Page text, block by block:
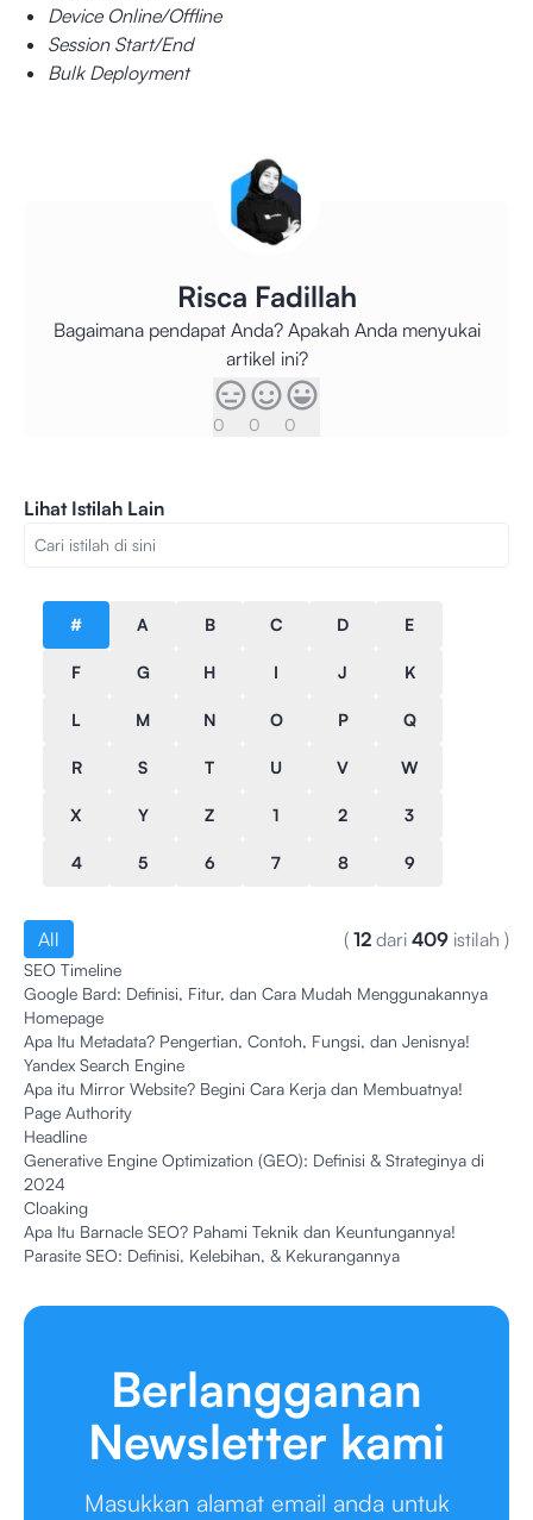
Device Online/Offline
Session Start/End
Bulk Deployment
Risca Fadillah
Bagaimana pendapat Anda? Apakah Anda menyukai
artikel ini?
0 0 0
Lihat Istilah Lain
# A B C D E
F G H I J K
L M N O P Q
R S T U V W
X Y Z 1 2 3
4 5 6 7 8 9
All ( 12 dari 409 istilah )
SEO Timeline
Google Bard: Definisi, Fitur, dan Cara Mudah Menggunakannya
Homepage
Apa Itu Metadata? Pengertian, Contoh, Fungsi, dan Jenisnya!
Yandex Search Engine
Apa itu Mirror Website? Begini Cara Kerja dan Membuatnya!
Page Authority
Headline
Generative Engine Optimization (GEO): Definisi & Strateginya di
2024
Cloaking
Apa Itu Barnacle SEO? Pahami Teknik dan Keuntungannya!
Parasite SEO: Definisi, Kelebihan, & Kekurangannya
Berlangganan
Newsletter kami
Masukkan alamat email anda untuk